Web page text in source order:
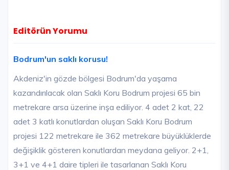
Editörün Yorumu
Bodrum'un saklı korusu!
Akdeniz'in gözde bölgesi Bodrum'da yaşama
kazandırılacak olan Saklı Koru Bodrum projesi 65 bin
metrekare arsa üzerine inşa ediliyor. 4 adet 2 kat, 22
adet 3 katlı konutlardan oluşan Saklı Koru Bodrum
projesi 122 metrekare ile 362 metrekare büyüklüklerde
değişiklik gösteren konutlardan meydana geliyor. 2+1,
3+1 ve 4+1 daire tipleri ile tasarlanan Saklı Koru